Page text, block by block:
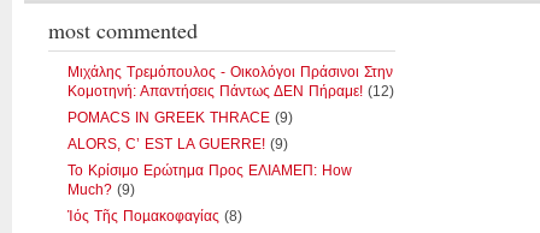
most commented
Μιχάλης Τρεμόπουλος - Οικολόγοι Πράσινοι Στην
Κομοτηνή: Απαντήσεις Πάντως ΔΕΝ Πήραμε! (12)
POMACS IN GREEK THRACE (9)
ALORS, C’ EST LA GUERRE! (9)
Το Κρίσιμο Ερώτημα Προς ΕΛΙΑΜΕΠ: How
Much? (9)
Ἰός Τῆς Ποµακοφαγίας (8)